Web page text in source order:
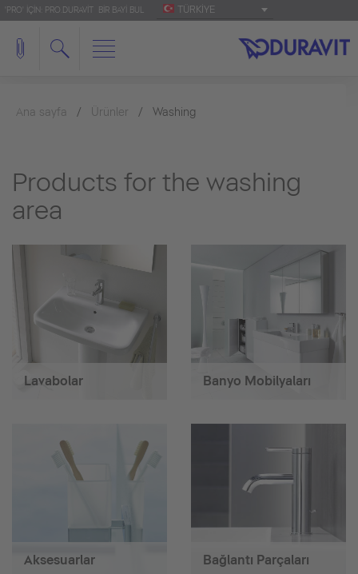
'PRO' IÇIN: PRO.DURAVIT BIR BAYI BUL TÜRKIYE
Ana sayfa Ürünler Washing
Products for the washing
area
Lavabolar Banyo Mobilyaları
Aksesuarlar Bağlantı Parçaları